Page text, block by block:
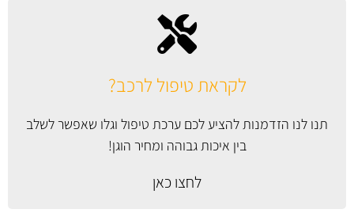
לקראת טיפול לרכב?
תנו לנו הזדמנות להציע לכם ערכת טיפול וגלו שאפשר לשלב
בין איכות גבוהה ומחיר הוגן!
לחצו כאן